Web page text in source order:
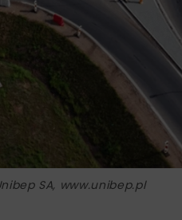
SA, www.unibep.pl